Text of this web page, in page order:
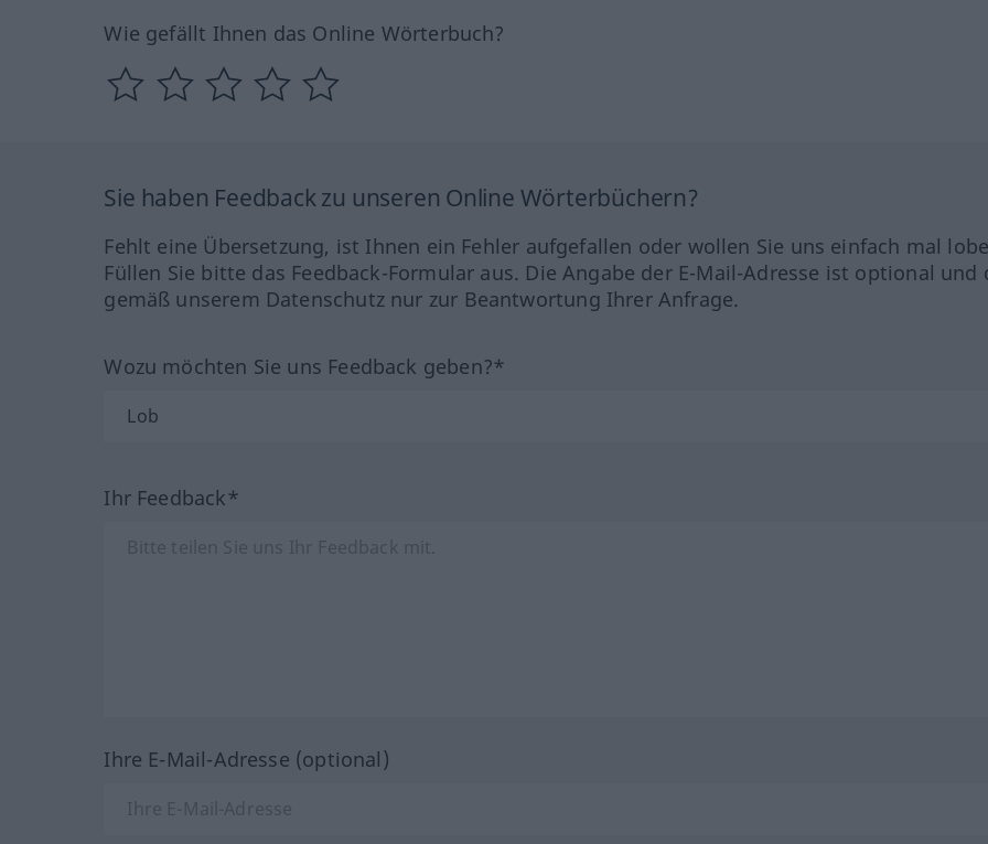
Wie gefällt Ihnen das Online Wörterbuch?
Sie haben Feedback zu unseren Online Wörterbüchern?
Fehlt eine Übersetzung, ist Ihnen ein Fehler aufgefallen oder wollen Sie uns einfach mal
Füllen Sie bitte das Feedback-Formular aus. Die Angabe der E-Mail-Adresse ist optional und
gemäß unserem Datenschutz nur zur Beantwortung Ihrer Anfrage.
Wozu möchten Sie uns Feedback geben?*
Ihr Feedback*
Ihre E-Mail-Adresse (optional)